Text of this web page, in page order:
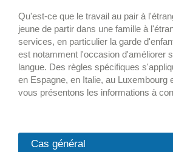
Qu'est-ce que le travail au pair à
jeune de partir dans une famille à
services, en particulier la garde
est notamment l'occasion d'améliorer
langue. Des règles spécifiques
en Espagne, en Italie, au Luxembourg
vous présentons les informations à
Cas général